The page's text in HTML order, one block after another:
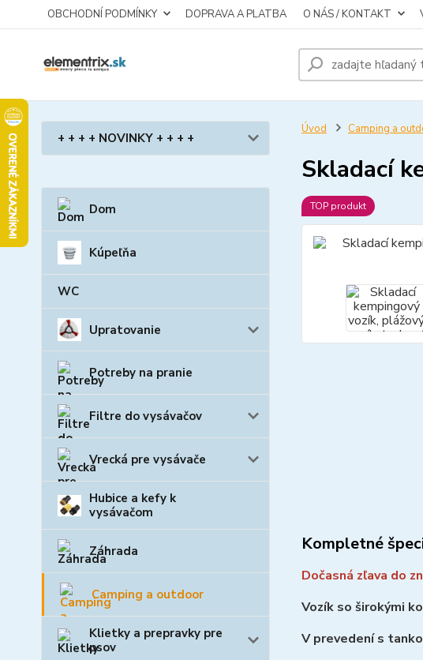
OBCHODNÍ PODMÍNKY DOPRAVA A PLATBA O NÁS / KONTAKT
+ + + + NOVINKY + + + +
Dom
Kúpeľňa
WC
Upratovanie
Potreby na pranie
Filtre do vysávačov
Vrecká pre vysávače
Hubice a kefy k
vysávačom
Záhrada
Camping a outdoor
Klietky a prepravky pre
psov
Úvod Camping a
Skladací
TOP produkt
Kompletné
Dočasná zľava do
Vozík so širokými
V prevedení s